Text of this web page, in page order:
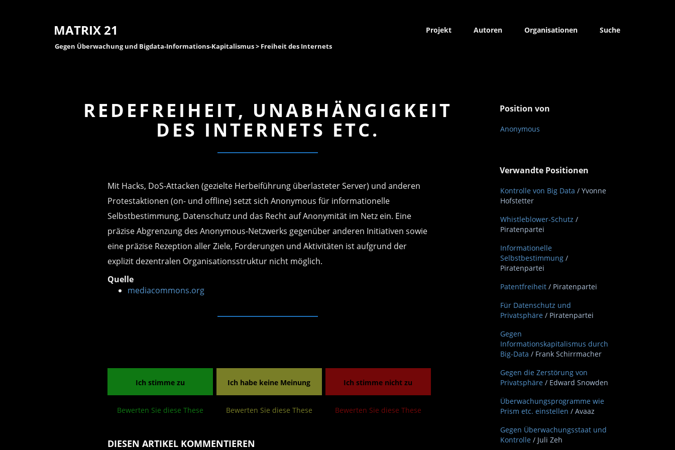
MATRIX 21
Gegen Überwachung und Bigdata-Informations-Kapitalismus> Freiheit des Internets
Projekt Autoren Organisationen Suche
REDEFREIHEIT, UNABHÄNGIGKEIT
DES INTERNETS ETC.
Mit Hacks, DoS-Attacken (gezielte Herbeiführung überlasteter Server) und anderen
Protestaktionen (on- und offline) setzt sich Anonymous für informationelle
Selbstbestimmung, Datenschutz und das Recht auf Anonymität im Netz ein. Eine
präzise Abgrenzung des Anonymous-Netzwerks gegenüber anderen Initiativen sowie
eine präzise Rezeption aller Ziele, Forderungen und Aktivitäten ist aufgrund der
explizit dezentralen Organisationsstruktur nicht möglich.
Ich stimme zu
Bewerten Sie diese These
Ich habe keine Meinung
Bewerten Sie diese These
Ich stimme nicht zu
Bewerten Sie diese These
Quelle
mediacommons.org
DIESEN ARTIKEL KOMMENTIEREN
Position von
Anonymous
Verwandte Positionen
Kontrolle von Big Data / Yvonne
Hofstetter
Whistleblower-Schutz /
Piratenpartei
Informationelle
Selbstbestimmung /
Piratenpartei
Patentfreiheit / Piratenpartei
Für Datenschutz und
Privatsphäre / Piratenpartei
Gegen
Informationskapitalismus durch
Big-Data / Frank Schirrmacher
Gegen die Zerstörung von
Privatsphäre / Edward Snowden
Überwachungsprogramme wie
Prism etc. einstellen / Avaaz
Gegen Überwachungsstaat und
Kontrolle / Juli Zeh